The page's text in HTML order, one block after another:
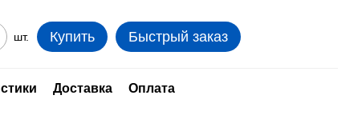
шт. Купить Быстрый заказ
Доставка Оплата